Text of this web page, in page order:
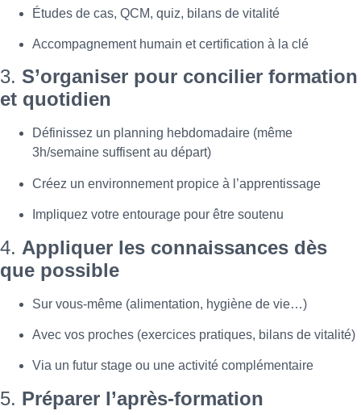
Études de cas, QCM, quiz, bilans de vitalité
Accompagnement humain et certification à la clé
3. S’organiser pour concilier formation
et quotidien
Définissez un planning hebdomadaire (même
3h/semaine suffisent au départ)
Créez un environnement propice à l’apprentissage
Impliquez votre entourage pour être soutenu
4. Appliquer les connaissances dès
que possible
Sur vous-même (alimentation, hygiène de vie…)
Avec vos proches (exercices pratiques, bilans de vitalité)
Via un futur stage ou une activité complémentaire
5. Préparer l’après-formation